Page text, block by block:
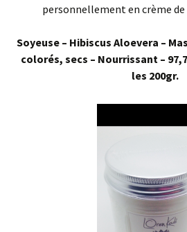
personnellement en crème de
Soyeuse – Hibiscus Aloevera –
colorés, secs – Nourrissant –
les 200gr.